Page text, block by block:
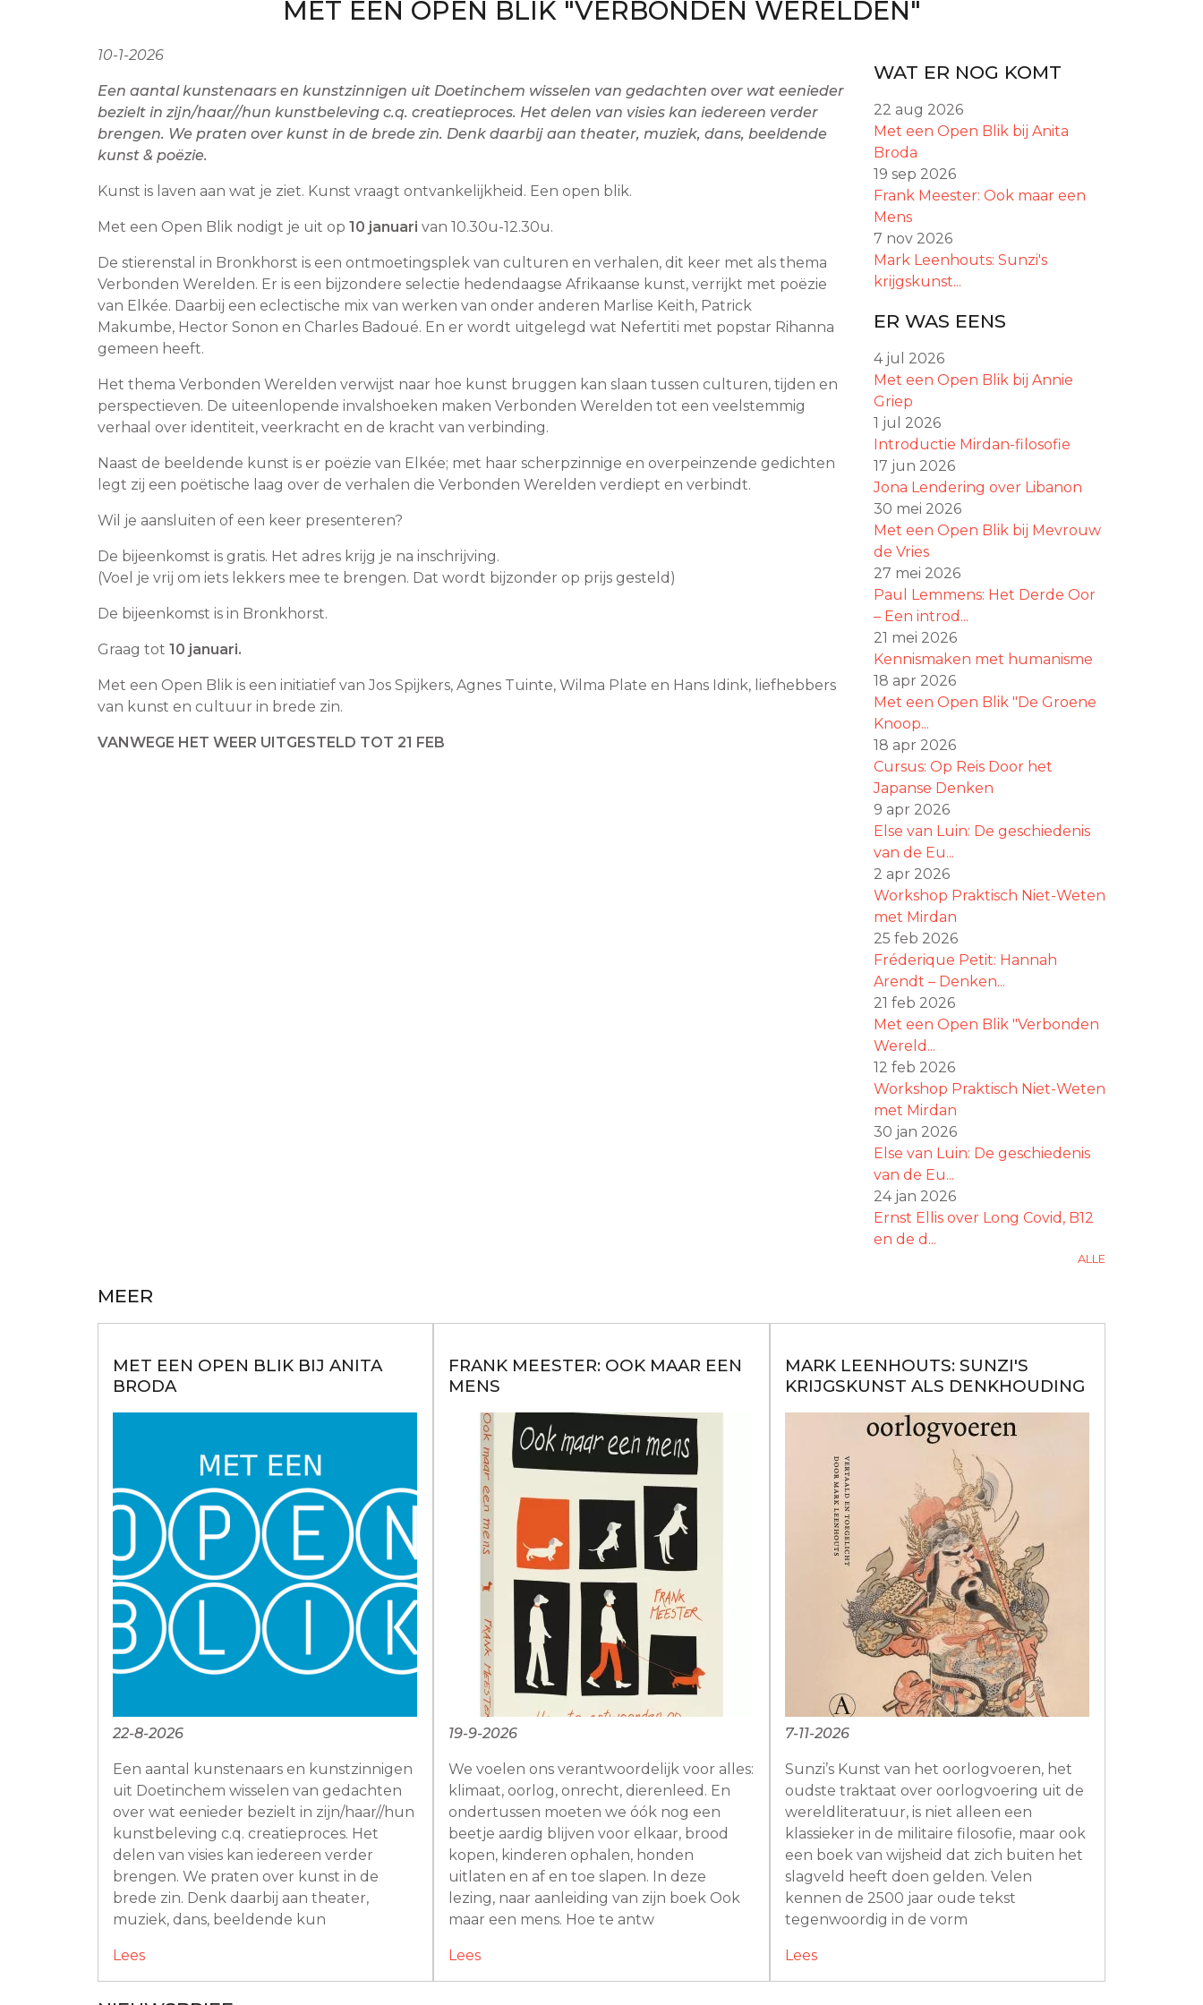
MET EEN OPEN BLIK "VERBONDEN WERELDEN"
10-1-2026
Een aantal kunstenaars en kunstzinnigen uit Doetinchem wisselen van gedachten over wat eenieder
bezielt in zijn/haar//hun kunstbeleving c.q. creatieproces. Het delen van visies kan iedereen verder
brengen. We praten over kunst in de brede zin. Denk daarbij aan theater, muziek, dans, beeldende
kunst & poëzie.
Kunst is laven aan wat je ziet. Kunst vraagt ontvankelijkheid. Een open blik.
Met een Open Blik nodigt je uit op 10 januari van 10.30u-12.30u.
De stierenstal in Bronkhorst is een ontmoetingsplek van culturen en verhalen, dit keer met als thema
Verbonden Werelden. Er is een bijzondere selectie hedendaagse Afrikaanse kunst, verrijkt met poëzie
van Elkée. Daarbij een eclectische mix van werken van onder anderen Marlise Keith, Patrick
Makumbe, Hector Sonon en Charles Badoué. En er wordt uitgelegd wat Nefertiti met popstar Rihanna
gemeen heeft.
Het thema Verbonden Werelden verwijst naar hoe kunst bruggen kan slaan tussen culturen, tijden en
perspectieven. De uiteenlopende invalshoeken maken Verbonden Werelden tot een veelstemmig
verhaal over identiteit, veerkracht en de kracht van verbinding.
Naast de beeldende kunst is er poëzie van Elkée; met haar scherpzinnige en overpeinzende gedichten
legt zij een poëtische laag over de verhalen die Verbonden Werelden verdiept en verbindt.
Wil je aansluiten of een keer presenteren?
De bijeenkomst is gratis. Het adres krijg je na inschrijving.
(Voel je vrij om iets lekkers mee te brengen. Dat wordt bijzonder op prijs gesteld)
De bijeenkomst is in Bronkhorst.
Graag tot 10 januari.
Met een Open Blik is een initiatief van Jos Spijkers, Agnes Tuinte, Wilma Plate en Hans Idink, liefhebbers
van kunst en cultuur in brede zin.
VANWEGE HET WEER UITGESTELD TOT 21 FEB
WAT ER NOG KOMT
22 aug 2026
Met een Open Blik bij Anita
Broda
19 sep 2026
Frank Meester: Ook maar een
Mens
7 nov 2026
Mark Leenhouts: Sunzi's
krijgskunst...
ER WAS EENS
4 jul 2026
Met een Open Blik bij Annie
Griep
1 jul 2026
Introductie Mirdan-filosofie
17 jun 2026
Jona Lendering over Libanon
30 mei 2026
Met een Open Blik bij Mevrouw
de Vries
27 mei 2026
Paul Lemmens: Het Derde Oor
– Een introd...
21 mei 2026
Kennismaken met humanisme
18 apr 2026
Met een Open Blik "De Groene
Knoop...
18 apr 2026
Cursus: Op Reis Door het
Japanse Denken
9 apr 2026
Else van Luin: De geschiedenis
van de Eu...
2 apr 2026
Workshop Praktisch Niet-Weten
met Mirdan
25 feb 2026
Fréderique Petit: Hannah
Arendt – Denken...
21 feb 2026
Met een Open Blik "Verbonden
Wereld...
12 feb 2026
Workshop Praktisch Niet-Weten
met Mirdan
30 jan 2026
Else van Luin: De geschiedenis
van de Eu...
24 jan 2026
Ernst Ellis over Long Covid, B12
en de d...
ALLE
MEER
MET EEN OPEN BLIK BIJ ANITA
BRODA
22-8-2026
Een aantal kunstenaars en kunstzinnigen
uit Doetinchem wisselen van gedachten
over wat eenieder bezielt in zijn/haar//hun
kunstbeleving c.q. creatieproces. Het
delen van visies kan iedereen verder
brengen. We praten over kunst in de
brede zin. Denk daarbij aan theater,
muziek, dans, beeldende kun
Lees
FRANK MEESTER: OOK MAAR EEN
MENS
19-9-2026
We voelen ons verantwoordelijk voor alles:
klimaat, oorlog, onrecht, dierenleed. En
ondertussen moeten we óók nog een
beetje aardig blijven voor elkaar, brood
kopen, kinderen ophalen, honden
uitlaten en af en toe slapen. In deze
lezing, naar aanleiding van zijn boek Ook
maar een mens. Hoe te antw
Lees
MARK LEENHOUTS: SUNZI'S
KRIJGSKUNST ALS DENKHOUDING
7-11-2026
Sunzi’s Kunst van het oorlogvoeren, het
oudste traktaat over oorlogvoering uit de
wereldliteratuur, is niet alleen een
klassieker in de militaire filosofie, maar ook
een boek van wijsheid dat zich buiten het
slagveld heeft doen gelden. Velen
kennen de 2500 jaar oude tekst
tegenwoordig in de vorm
Lees